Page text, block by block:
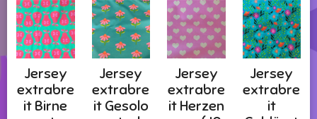
Jersey
extrabre
it Birne
Jersey
extrabre
it Gesolo
Jersey
extrabre
it Herzen
Jersey
extrabre
it